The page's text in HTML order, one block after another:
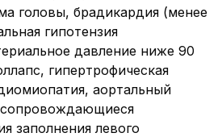
головы, брадикардия (менее
гипотензия
давление ниже 90
гипертрофическая
аортальный
сопровождающиеся
заполнения левого